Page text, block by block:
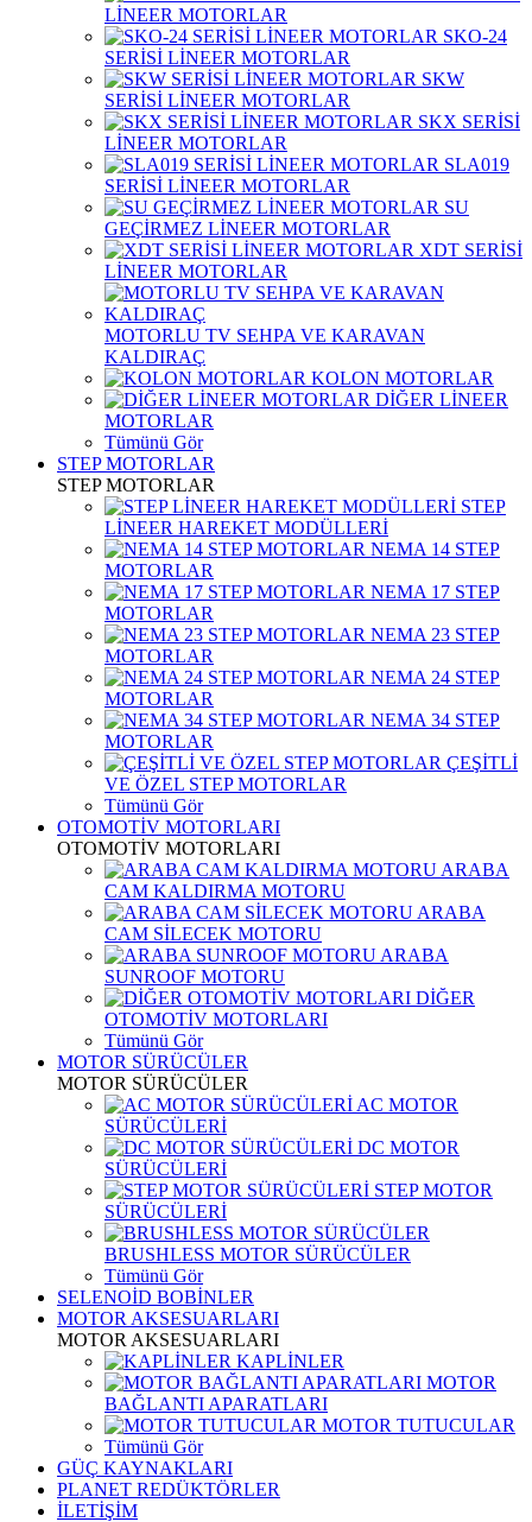
LİNEER MOTORLAR
SKO-24
SERİSİ LİNEER MOTORLAR
SKW
SERİSİ LİNEER MOTORLAR
SKX SERİSİ
LİNEER MOTORLAR
SLA019
SERİSİ LİNEER MOTORLAR
SU
GEÇİRMEZ LİNEER MOTORLAR
XDT SERİSİ
LİNEER MOTORLAR
MOTORLU TV SEHPA VE KARAVAN
KALDIRAÇ
KOLON MOTORLAR
DİĞER LİNEER
MOTORLAR
Tümünü Gör
STEP MOTORLAR
STEP MOTORLAR
STEP
LİNEER HAREKET MODÜLLERİ
NEMA 14 STEP
MOTORLAR
NEMA 17 STEP
MOTORLAR
NEMA 23 STEP
MOTORLAR
NEMA 24 STEP
MOTORLAR
NEMA 34 STEP
MOTORLAR
ÇEŞİTLİ
VE ÖZEL STEP MOTORLAR
Tümünü Gör
OTOMOTİV MOTORLARI
OTOMOTİV MOTORLARI
ARABA
CAM KALDIRMA MOTORU
ARABA
CAM SİLECEK MOTORU
ARABA
SUNROOF MOTORU
DİĞER
OTOMOTİV MOTORLARI
Tümünü Gör
MOTOR SÜRÜCÜLER
MOTOR SÜRÜCÜLER
AC MOTOR
SÜRÜCÜLERİ
DC MOTOR
SÜRÜCÜLERİ
STEP MOTOR
SÜRÜCÜLERİ
BRUSHLESS MOTOR SÜRÜCÜLER
Tümünü Gör
SELENOİD BOBİNLER
MOTOR AKSESUARLARI
MOTOR AKSESUARLARI
KAPLİNLER
MOTOR
BAĞLANTI APARATLARI
MOTOR TUTUCULAR
Tümünü Gör
GÜÇ KAYNAKLARI
PLANET REDÜKTÖRLER
İLETİŞİM